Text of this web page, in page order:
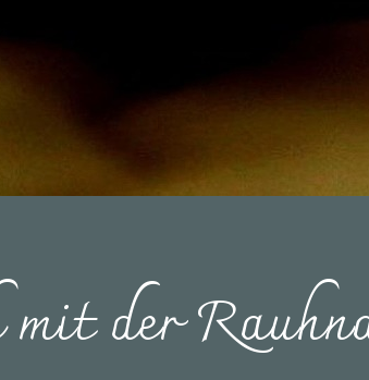
mit der